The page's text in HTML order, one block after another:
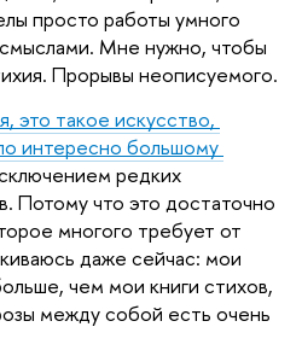
просто работы умного
Мне нужно, чтобы
Прорывы неописуемого.
это такое искусство,
интересно большому
редких
Потому что это достаточно
многого требует от
даже сейчас: мои
чем мои книги стихов,
между собой есть очень